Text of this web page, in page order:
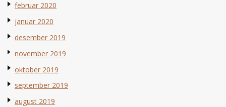
februar 2020
januar 2020
desember 2019
november 2019
oktober 2019
september 2019
august 2019